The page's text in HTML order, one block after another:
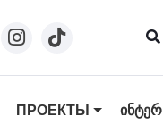
ПРОЕКТЫ